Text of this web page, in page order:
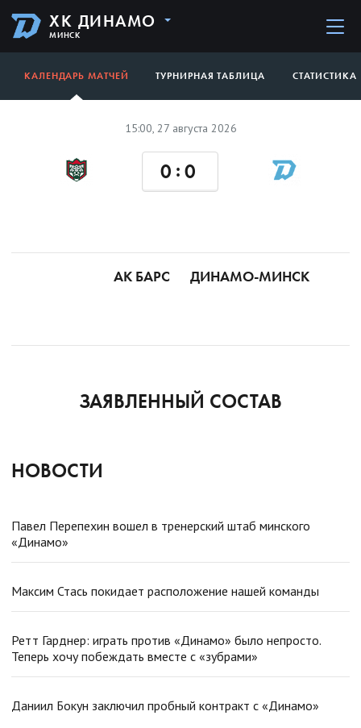
ХК ДИНАМО
МИНСК
КАЛЕНДАРЬ МАТЧЕЙ ТУРНИРНАЯ ТАБЛИЦА СТАТИСТИКА
15:00, 27 августа 2026
АК БАРС
0 :0
ДИНАМО-МИНСК
ЗАЯВЛЕННЫЙ СОСТАВ
НОВОСТИ
Павел Перепехин вошел в тренерский штаб минского
«Динамо»
Максим Стась покидает расположение нашей команды
Ретт Гарднер: играть против «Динамо» было непросто.
Теперь хочу побеждать вместе с «зубрами»
Даниил Бокун заключил пробный контракт с «Динамо»